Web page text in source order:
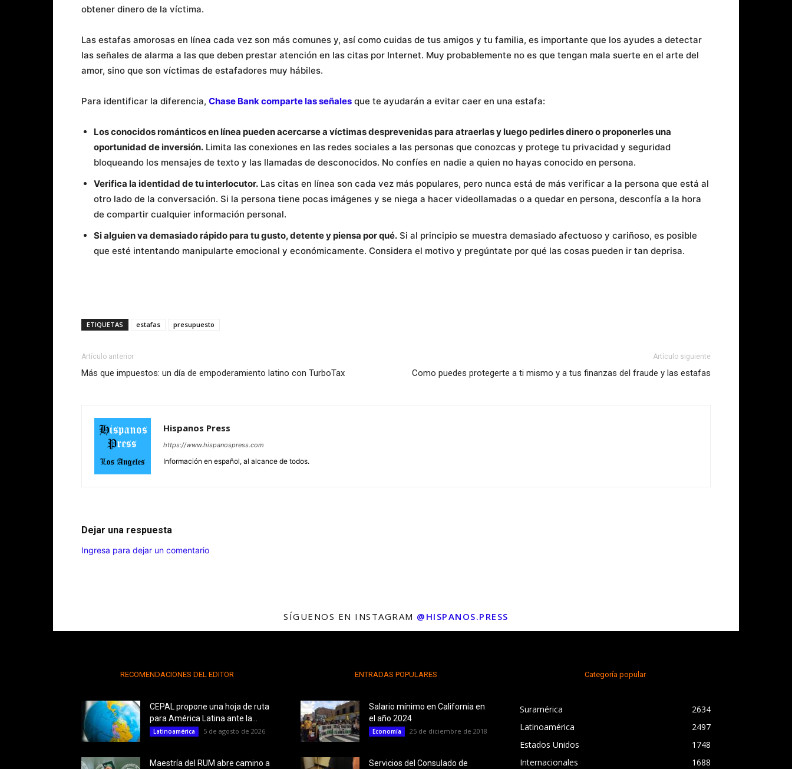
obtener dinero de la víctima.
Las estafas amorosas en línea cada vez son más comunes y, así como cuidas de tus amigos y tu familia, es importante que los ayudes a detectar
las señales de alarma a las que deben prestar atención en las citas por Internet. Muy probablemente no es que tengan mala suerte en el arte del
amor, sino que son víctimas de estafadores muy hábiles.
Para identificar la diferencia, Chase Bank comparte las señales que te ayudarán a evitar caer en una estafa:
Los conocidos románticos en línea pueden acercarse a víctimas desprevenidas para atraerlas y luego pedirles dinero o proponerles una
oportunidad de inversión. Limita las conexiones en las redes sociales a las personas que conozcas y protege tu privacidad y seguridad
bloqueando los mensajes de texto y las llamadas de desconocidos. No confíes en nadie a quien no hayas conocido en persona.
Verifica la identidad de tu interlocutor. Las citas en línea son cada vez más populares, pero nunca está de más verificar a la persona que está al
otro lado de la conversación. Si la persona tiene pocas imágenes y se niega a hacer videollamadas o a quedar en persona, desconfía a la hora
de compartir cualquier información personal.
Si alguien va demasiado rápido para tu gusto, detente y piensa por qué. Si al principio se muestra demasiado afectuoso y cariñoso, es posible
que esté intentando manipularte emocional y económicamente. Considera el motivo y pregúntate por qué las cosas pueden ir tan deprisa.
ETIQUETAS estafas presupuesto
Artículo anterior
Más que impuestos: un día de empoderamiento latino con TurboTax
Artículo siguiente
Como puedes protegerte a ti mismo y a tus finanzas del fraude y las estafas
Hispanos Press
https://www.hispanospress.com
Información en español, al alcance de todos.
Dejar una respuesta
Ingresa para dejar un comentario
SÍGUENOS EN INSTAGRAM @HISPANOS.PRESS
RECOMENDACIONES DEL EDITOR
CEPAL propone una hoja de ruta
para América Latina ante la...
Latinoamérica 5 de agosto de 2026
Maestría del RUM abre camino a
ENTRADAS POPULARES
Salario mínimo en California en
el año 2024
Economía 25 de diciembre de 2018
Servicios del Consulado de
Categoría popular
Suramérica
2634
Latinoamérica
2497
Estados Unidos
1748
Internacionales
1688